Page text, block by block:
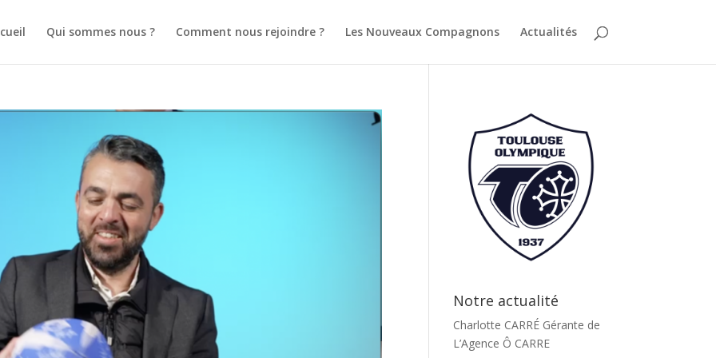
Qui sommes nous ? Comment nous rejoindre ? Les Nouveaux Compagnons Actualités
Notre actualité
Charlotte CARRÉ Gérante de
L’Agence Ô CARRE